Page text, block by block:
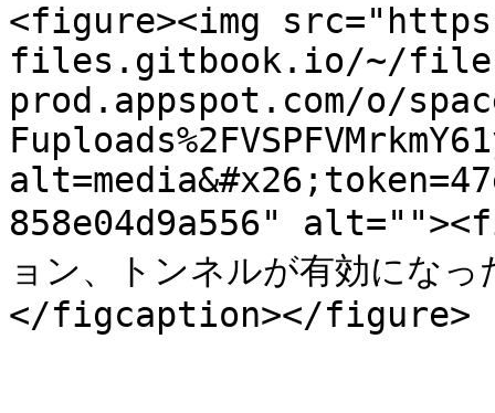
<figure><img
files.gitbook.io/~/
prod.appspot.com/o/
858e04d9a556"
ョン、トンネルが有効にな
</figcaption></figure>